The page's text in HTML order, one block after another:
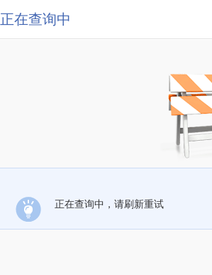
正在查询中
正在查询中，请刷新重试